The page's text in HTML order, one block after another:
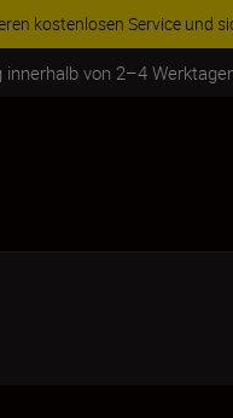
| Sparen Sie 15 %
innerhalb von 2–4